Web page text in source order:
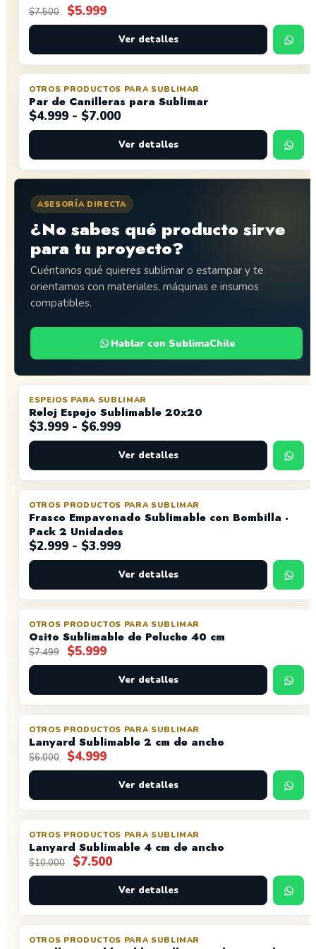
$7.500
El
precio
era:
$7.500.
$5.999El
precio
actual
es:
$5.999.
Ver detalles
OFERTA
OTROS PRODUCTOS PARA SUBLIMAR
Par de Canilleras para Sublimar
$4.999 - $7.000Rango
de
precios:
desde
$4.999
hasta
$7.000
Ver detalles
ASESORÍA DIRECTA
¿No sabes qué producto sirve
para tu proyecto?
Cuéntanos qué quieres sublimar o estampar y te
orientamos con materiales, máquinas e insumos
compatibles.
Hablar con SublimaChile
OFERTA
ESPEJOS PARA SUBLIMAR
Reloj Espejo Sublimable 20x20
$3.999 - $6.999Rango
de
precios:
desde
$3.999
hasta
$6.999
Ver detalles
OTROS PRODUCTOS PARA SUBLIMAR
Frasco Empavonado Sublimable con Bombilla -
Pack 2 Unidades
$2.999 - $3.999Rango
de
precios:
desde
$2.999
hasta
$3.999
Ver detalles
OFERTA
OTROS PRODUCTOS PARA SUBLIMAR
Osito Sublimable de Peluche 40 cm
$7.499
El
precio
era:
$5.999El
precio
actual
es:
Ver detalles
OFERTA
OTROS PRODUCTOS PARA SUBLIMAR
Lanyard Sublimable 2 cm de ancho
$6.000
El
precio
era:
$4.999El
precio
actual
es:
Ver detalles
OFERTA
OTROS PRODUCTOS PARA SUBLIMAR
Lanyard Sublimable 4 cm de ancho
$10.000
El
precio
original
era:
$7.500El
precio
actual
es:
Ver detalles
OFERTA
OTROS PRODUCTOS PARA SUBLIMAR